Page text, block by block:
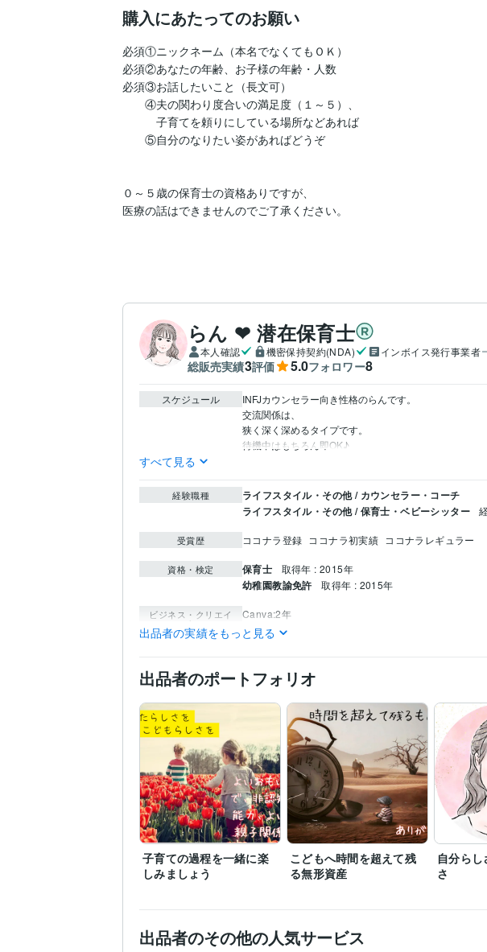
購入にあたってのお願い
必須①ニックネーム（本名でなくてもＯＫ）
必須②あなたの年齢、お子様の年齢・人数
必須③お話したいこと（長文可）
④夫の関わり度合いの満足度（１～５）、
子育てを頼りにしている場所などあれば
⑤自分のなりたい姿があればどうぞ
０～５歳の保育士の資格ありですが、
医療の話はできませんのでご了承ください。
らん ❤ 潜在保育士
本人確認 機密保持契約(NDA) インボイス発行事業者
総販売実績3評価 5.0フォロワー8
スケジュール
INFJカウンセラー向き性格のらんです。
交流関係は、
狭く深く深めるタイプです。
待機中はもちろん即OK♪
すべて見る
経験職種
ライフスタイル・その他 / カウンセラー・コーチ
ライフスタイル・その他 / 保育士・ベビーシッター
受賞歴 ココナラ登録 ココナラ初実績 ココナラレギュラー
資格・検定 保育士 取得年 : 2015年
幼稚園教諭免許 取得年 : 2015年
ビジネス・クリエイ
ティブツール
Canva:2年
出品者の実績をもっと見る
出品者のポートフォリオ
子育ての過程を一緒に楽
しみましょう
こどもへ時間を超えて残
る無形資産
自分ら
さ
出品者のその他の人気サービス